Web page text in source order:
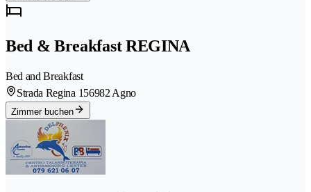
Bed & Breakfast REGINA
Bed and Breakfast
Strada Regina 156982 Agno
Zimmer buchen